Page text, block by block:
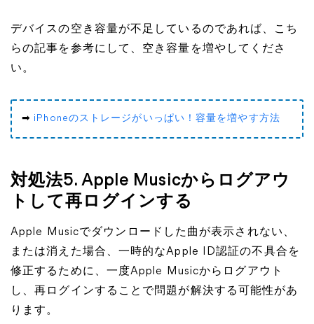
デバイスの空き容量が不足しているのであれば、こち
らの記事を参考にして、空き容量を増やしてくださ
い。
➡ iPhoneのストレージがいっぱい！容量を増やす方法
対処法5. Apple Musicからログアウ
トして再ログインする
Apple Musicでダウンロードした曲が表示されない、
または消えた場合、一時的なApple ID認証の不具合を
修正するために、一度Apple Musicからログアウト
し、再ログインすることで問題が解決する可能性があ
ります。